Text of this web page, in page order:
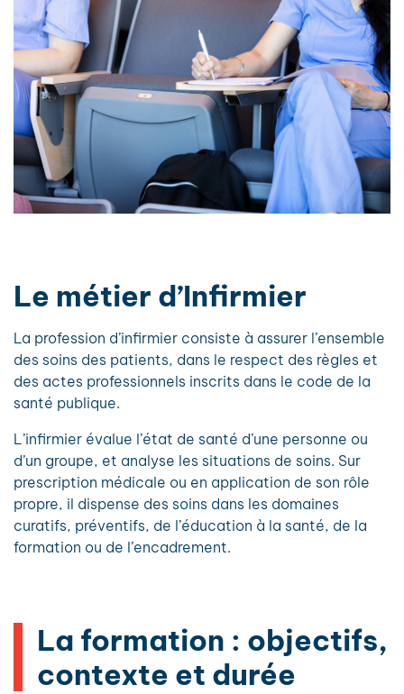
Le métier d’Infirmier
La profession d’infirmier consiste à assurer l’ensemble
des soins des patients, dans le respect des règles et
des actes professionnels inscrits dans le code de la
santé publique.
L’infirmier évalue l’état de santé d’une personne ou
d’un groupe, et analyse les situations de soins. Sur
prescription médicale ou en application de son rôle
propre, il dispense des soins dans les domaines
curatifs, préventifs, de l’éducation à la santé, de la
formation ou de l’encadrement.
La formation : objectifs,
contexte et durée